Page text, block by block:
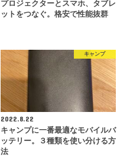
プロジェクターとスマホ、タブレ
ットをつなぐ。格安で性能抜群
キャンプ
2022.8.22
キャンプに一番最適なモバイルバ
ッテリー。３種類を使い分ける方
法